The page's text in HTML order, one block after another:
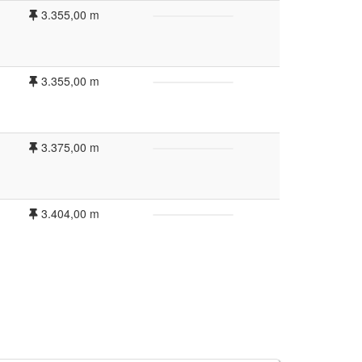
3.355,00 m
3.355,00 m
3.375,00 m
3.404,00 m